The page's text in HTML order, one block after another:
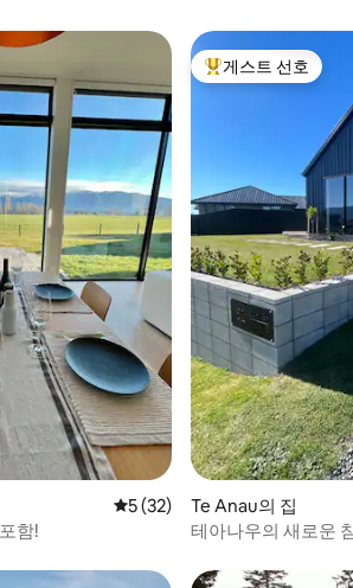
평점 5점(5점 만점), 후기 32개
5 (32)
함!
상위 게스트 선호
게스트 선호
Te Anau의 집
테아나우의 새로운